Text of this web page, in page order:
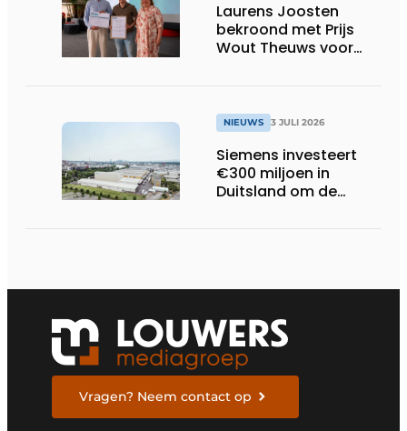
Laurens Joosten
bekroond met Prijs
Wout Theuws voor
NIEUWS 3 JULI 2026
Siemens investeert
€300 miljoen in
Duitsland om de
Vragen? Neem contact op